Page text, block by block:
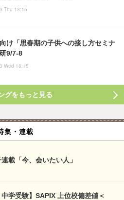
Thu 13:15
け「思春期の子供への接し方セミナ
9/7-8
Wed 18:15
グをもっと見る
集・連載
載「今、会いたい人」
学受験】SAPIX 上位校偏差値＜